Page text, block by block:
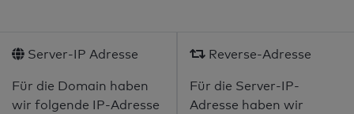
Server-IP Adresse
Für die Domain haben
wir folgende IP-Adresse
Reverse-Adresse
Für die Server-IP-
Adresse haben wir